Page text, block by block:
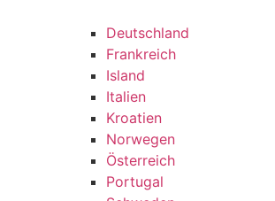
Deutschland
Frankreich
Island
Italien
Kroatien
Norwegen
Österreich
Portugal